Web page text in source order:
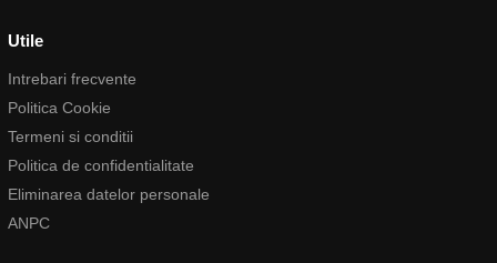
Utile
Intrebari frecvente
Politica Cookie
Termeni si conditii
Politica de confidentialitate
Eliminarea datelor personale
ANPC